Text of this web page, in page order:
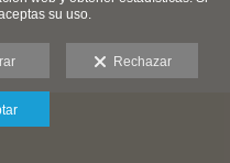
su uso.
Rechazar